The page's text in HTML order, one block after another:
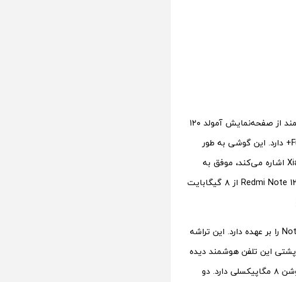
شیائومی در مارس ۲۰۲۳ معرفی شد. این تلفن هوشمند از صفحه‌نمایش آمولد ۱۲۰
هرتزی برخوردار است. نمایشگر این دستگاه اندازه ۶.۶۷ اینچی و رزولوشن FullHD+ دارد. این گوشی به طور
پیش‌فرض با اندروید ۱۱ و رابط کاربری MIUI 13 ارائه شد و همان‌طور که Xiaomiui اشاره می‌کند، موفق به
دریافت سیزدهمین نسخه اندروید شده است. گران‌قیمت‌ترین نسخه Redmi Note 12 Pro 4G از ۸ گیگابایت
تراشه اسنپدراگون 732G وظیفه تأمین نیروی پردازشی مورد نیاز Note 12 Pro 4G را بر عهده دارد. این تراشه
در قاب پشتی این تلفن هوشمند دیده
می‌شود. دوربین اصلی آن وضوح ۱۰۸ مگاپیکسلی، و دوربین اولترا واید آن رزولوشن ۸ مگاپیکسلی دارد. دو